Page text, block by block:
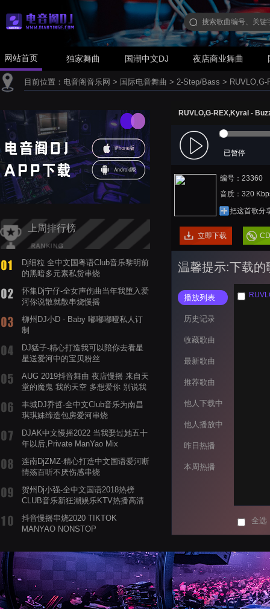
网站首页 独家舞曲 国潮中文DJ 夜店商业舞曲
目前位置： 电音阁音乐网 > 国际电音舞曲 > 2-Step/Bass >
上周排行榜
Dj细粒 全中文国粤语Club音乐黎明前
的黑暗多元素私货串烧
怀集Dj宁仔-全女声伤曲当年我堕入爱
河你说散就散串烧慢摇
柳州DJ小D - Baby 嘟嘟嘟哑私人订
制
DJ猛子-精心打造我可以陪你去看星
星送爱河中的宝贝粉丝
AUG 2019抖音舞曲 夜店慢摇 来自天
堂的魔鬼 我的天空 多想爱你 别说我
丰城DJ乔哲-全中文Club音乐为南昌
琪琪妹缔造包房爱河串烧
DJAK中文慢摇2022 当我娶过她五十
年以后,Private ManYao Mix
连南DjZMZ-精心打造中文国语爱河断
情殇百听不厌伤感串烧
贺州Dj小强-全中文国语2018热榜
CLUB音乐新狂潮娱乐KTV热播高清
抖音慢摇串烧2020 TIKTOK
MANYAO NONSTOP
蝉爸爸妈妈爱存在夏天的风是想你的
声音啊
RUVLO,G-REX,Kyral -
已暂停
编号：23360
音质：320
把这首歌分
立即下载
温馨提示:下载的
播放列表
历史记录
收藏歌曲
最新歌曲
推荐歌曲
他人下载中
他人播放中
昨日热播
本周热播
全选